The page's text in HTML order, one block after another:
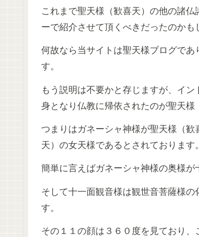
これまで聖天様（歓喜天）の他の諸
ーで紹介させて頂くべきだったのかも
何故なら当サイトは聖天様ブログで
す。
もう説明は不要かと存じますが、イ
身となり仏教に帰依されたのが聖天様
つまりはガネーシャ神様が聖天様（
天）の女天様であるとされております。
簡単に言えばガネーシャ神様の奥様が
そして十一面観音様は観世音菩薩様
す。
その１１の顔は３６０度を見ており